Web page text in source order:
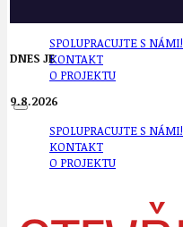
SPOLUPRACUJTE S NÁMI!
KONTAKT
O PROJEKTU
SPOLUPRACUJTE S NÁMI!
KONTAKT
O PROJEKTU
DNES JE
9.8.2026